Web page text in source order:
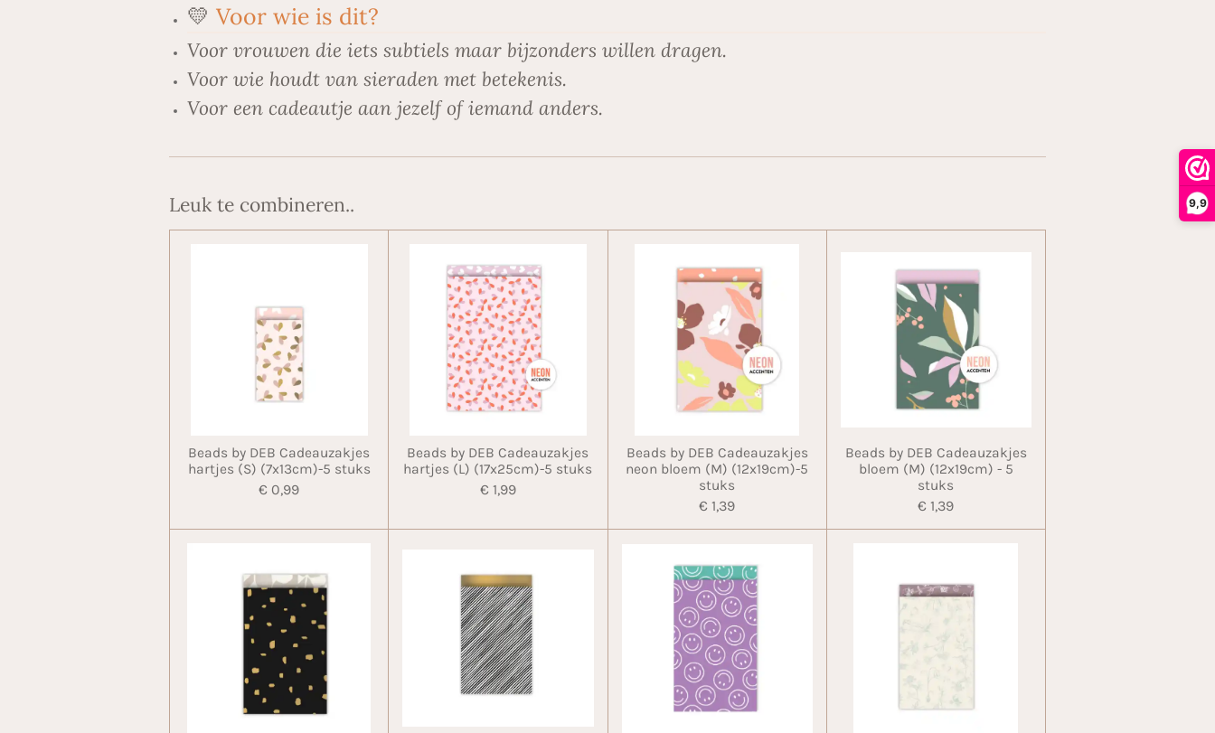
9,9
💛 Voor wie is dit?
Voor vrouwen die iets subtiels maar bijzonders willen dragen.
Voor wie houdt van sieraden met betekenis.
Voor een cadeautje aan jezelf of iemand anders.
Leuk te combineren..
Beads by DEB Cadeauzakjes
hartjes (S) (7x13cm)-5 stuks
€ 0,99
Beads by DEB Cadeauzakjes
hartjes (L) (17x25cm)-5 stuks
€ 1,99
Beads by DEB Cadeauzakjes
neon bloem (M) (12x19cm)-5
stuks
€ 1,39
Beads by DEB Cadeauzakjes
bloem (M) (12x19cm) - 5
stuks
€ 1,39